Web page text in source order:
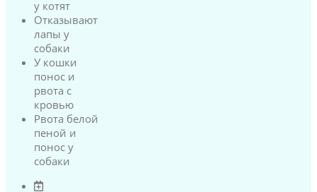
у котят
Отказывают
лапы у
собаки
У кошки
понос и
рвота с
кровью
Рвота белой
пеной и
понос у
собаки